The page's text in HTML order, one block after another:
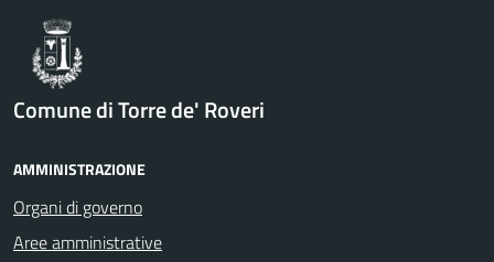
Comune di Torre de' Roveri
AMMINISTRAZIONE
Organi di governo
Aree amministrative